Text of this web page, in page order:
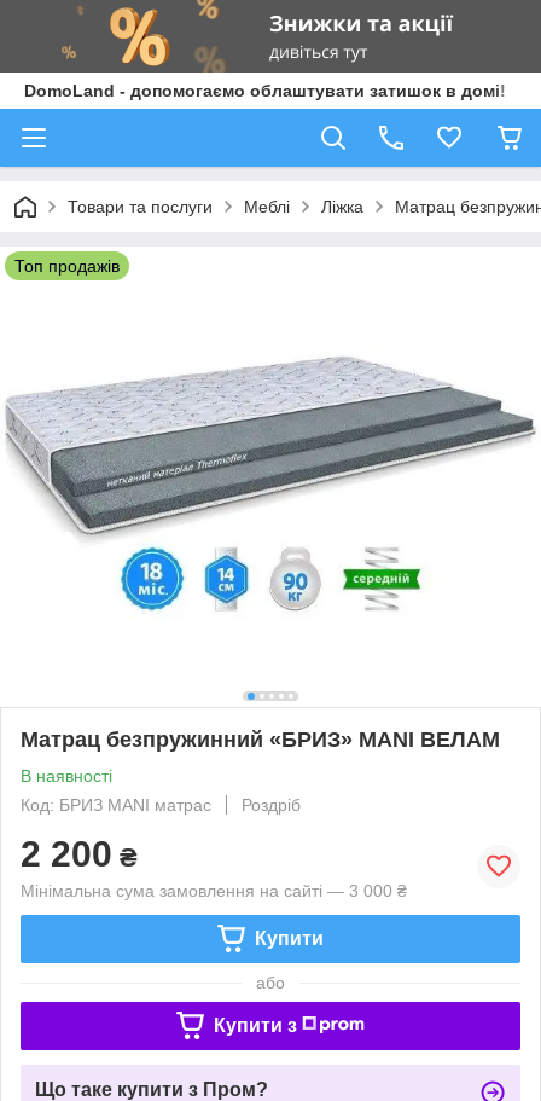
DomoLand - допомогаємо облаштувати затишок в домі!
Товари та послуги Меблі Ліжка Матрац
Топ продажів
Матрац безпружинний «БРИЗ» MANI ВЕЛАМ
В наявності
Код: БРИЗ MANI матрас
Роздріб
2 200 ₴
Мінімальна сума замовлення на сайті — 3 000 ₴
Купити
або
Купити з
Що таке купити з Пром?